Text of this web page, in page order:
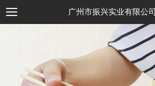
广州市振兴实业有限公司